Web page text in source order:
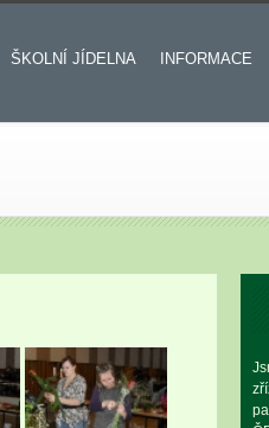
ŠKOLNÍ JÍDELNA INFORMACE